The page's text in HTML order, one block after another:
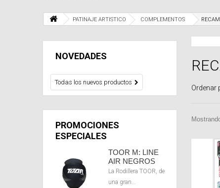
PATINAJE ARTISTICO COMPLEMENTOS
NOVEDADES
Todas los nuevos productos
PROMOCIONES
ESPECIALES
TOOR M: LINE
AIR NEGROS
La Rodillera TOOR, de
una gran...
Ordenar